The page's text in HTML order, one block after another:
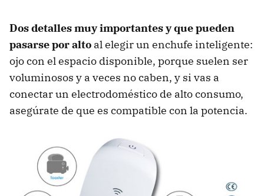
Dos detalles muy importantes y que pueden
pasarse por alto al elegir un enchufe inteligente:
ojo con el espacio disponible, porque suelen ser
voluminosos y a veces no caben, y si vas a
conectar un electrodoméstico de alto consumo,
asegúrate de que es compatible con la potencia.